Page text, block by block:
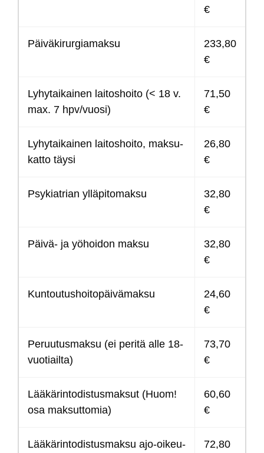
€
Päi­vä­ki­rur­gia­mak­su
233,80
€
Ly­hy­tai­kai­nen lai­tos­hoi­to (< 18 v.
max. 7 hpv/vuo­si)
71,50
€
Ly­hy­tai­kai­nen lai­tos­hoi­to, mak­su­
kat­to täy­si
26,80
€
Psy­kiat­rian yl­lä­pi­to­mak­su
32,80
€
Päi­vä- ja yö­hoi­don mak­su
32,80
€
Kun­tou­tus­hoi­to­päi­vä­mak­su
24,60
€
Pe­ruu­tus­mak­su (ei pe­ri­tä al­le 18-
vuo­tiail­ta)
73,70
€
Lää­kä­rin­to­dis­tus­mak­sut (Huom!
osa mak­sut­to­mia)
60,60
€
Lää­kä­rin­to­dis­tus­mak­su ajo-oi­keu­
72,80